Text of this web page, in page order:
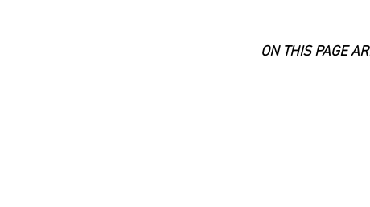
ON THIS PAGE